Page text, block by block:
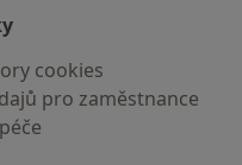
cookies
pro zaměstnance